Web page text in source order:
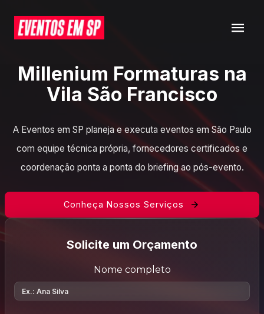
Millenium Formaturas na
Vila São Francisco
A Eventos em SP planeja e executa eventos em São Paulo
com equipe técnica própria, fornecedores certificados e
coordenação ponta a ponta do briefing ao pós-evento.
Conheça Nossos Serviços
Solicite um Orçamento
Nome completo